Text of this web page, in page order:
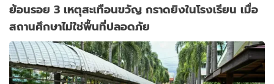
ย้อนรอย 3 เหตุสะเทือนขวัญ กราดยิงในโรงเรียน เมื่อ
สถานศึกษาไม่ใช่พื้นที่ปลอดภัย